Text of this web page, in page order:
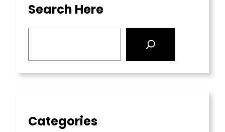
Search Here
Categories